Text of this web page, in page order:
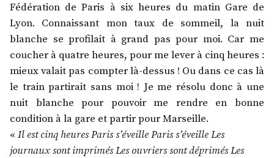
Fédération de Paris à six heures du matin Gare de
Lyon. Connaissant mon taux de sommeil, la nuit
blanche se profilait à grand pas pour moi. Car me
coucher à quatre heures, pour me lever à cinq heures :
mieux valait pas compter là-dessus ! Ou dans ce cas là
le train partirait sans moi ! Je me résolu donc à une
nuit blanche pour pouvoir me rendre en bonne
condition à la gare et partir pour Marseille.
«Il est cinq heures Paris s’éveille Paris s’éveille Les
journaux sont imprimés Les ouvriers sont déprimés Les